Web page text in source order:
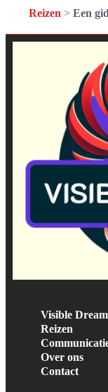
Reizen > Een
Visible
Reizen
Over ons
Contact